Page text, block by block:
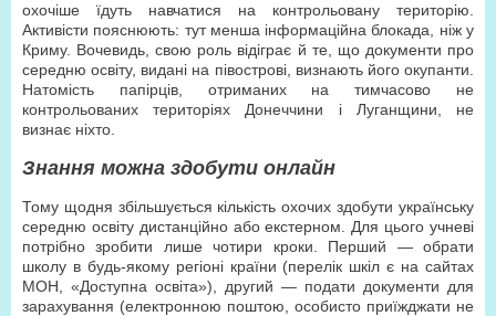
охочіше їдуть навчатися на контрольовану територію.
Активісти пояснюють: тут менша інформаційна блокада, ніж у
Криму. Вочевидь, свою роль відіграє й те, що документи про
середню освіту, видані на півострові, визнають його окупанти.
Натомість папірців, отриманих на тимчасово не
контрольованих територіях Донеччини і Луганщини, не
визнає ніхто.
Знання можна здобути онлайн
Тому щодня збільшується кількість охочих здобути українську
середню освіту дистанційно або екстерном. Для цього учневі
потрібно зробити лише чотири кроки. Перший — обрати
школу в будь-якому регіоні країни (перелік шкіл є на сайтах
МОН, «Доступна освіта»), другий — подати документи для
зарахування (електронною поштою, особисто приїжджати не